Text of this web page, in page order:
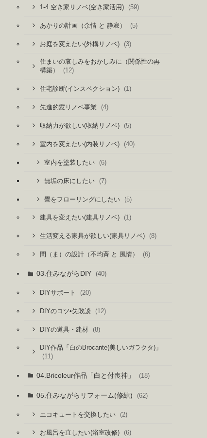
1-4.空き家リノベ(空き家活用) (59)
あかりの計画（余情 と 静寂） (5)
お庭を変えたい(外構リノベ) (3)
住まいの哀しみをおかしみに（関係性の再
構築）
(12)
住宅診断(インスペクション) (1)
先進的窓リノベ事業 (4)
収納力が欲しい(収納リノベ) (5)
室内を変えたい(内装リノベ) (40)
室内を塗装したい (6)
無垢の床にしたい (7)
畳をフローリングにしたい (5)
建具を変えたい(建具リノベ) (1)
生活変える家具が欲しい(家具リノベ) (8)
間（ま）の設計（不均斉 と 風情） (6)
03.住みながらDIY (40)
DIYサポート (20)
DIYのコツ•失敗談 (12)
DIYの道具・建材 (8)
DIY作品「白のBrocante(美しいガラクタ)」
(11)
04.Bricoleur作品「白と付喪神」 (18)
05.住みながらリフォーム(修繕) (62)
エコキュートを交換したい (2)
お風呂を直したい(浴室改修) (6)